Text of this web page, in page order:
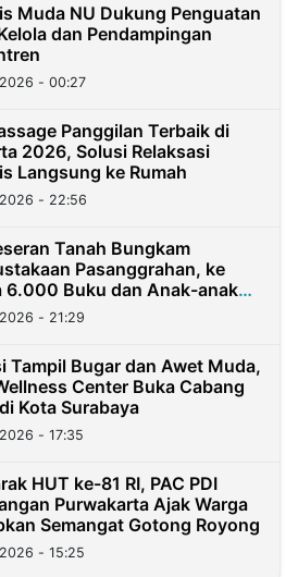
Muda NU Dukung Penguatan
dan Pendampingan
- 00:27
Panggilan Terbaik di
2026, Solusi Relaksasi
Langsung ke Rumah
- 22:56
Tanah Bungkam
Pasanggrahan, ke
6.000 Buku dan Anak-anak
- 21:29
Tampil Bugar dan Awet Muda,
Center Buka Cabang
Kota Surabaya
- 17:35
HUT ke-81 RI, PAC PDI
Purwakarta Ajak Warga
Semangat Gotong Royong
- 15:25